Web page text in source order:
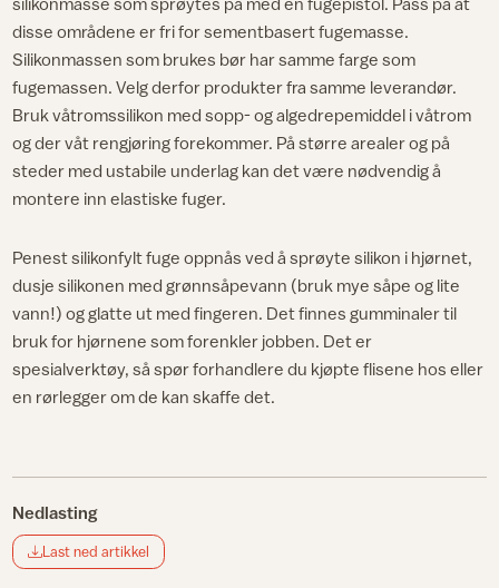
disse områdene er fri for sementbasert fugemasse.
Silikonmassen som brukes bør har samme farge som
fugemassen. Velg derfor produkter fra samme leverandør.
Bruk våtromssilikon med sopp- og algedrepemiddel i våtrom
og der våt rengjøring forekommer. På større arealer og på
steder med ustabile underlag kan det være nødvendig å
montere inn elastiske fuger.
Penest silikonfylt fuge oppnås ved å sprøyte silikon i hjørnet,
dusje silikonen med grønnsåpevann (bruk mye såpe og lite
vann!) og glatte ut med fingeren. Det finnes gumminaler til
bruk for hjørnene som forenkler jobben. Det er
spesialverktøy, så spør forhandlere du kjøpte flisene hos eller
en rørlegger om de kan skaffe det.
Nedlasting
Last ned artikkel